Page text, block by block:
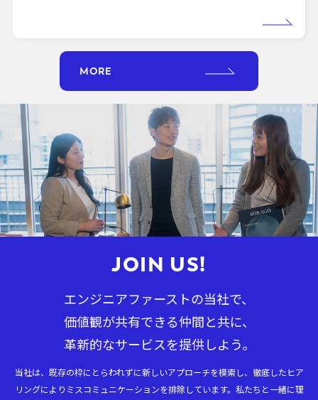
MORE
JOIN US!
エンジニアファーストの当社で、
価値観が共有できる仲間と共に、
革新的なサービスを提供しよう。
当社は、既存の枠にとらわれずに新しいアプローチを模索し、徹底したヒア
リングによりミスコミュニケーションを排除しています。私たちと一緒に理